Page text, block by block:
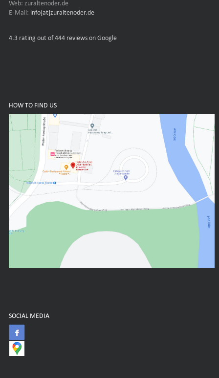
Web: zuraltenoder.de
E-Mail: info[at]zuraltenoder.de
4.3 rating out of 444 reviews on Google
HOW TO FIND US
SOCIAL MEDIA